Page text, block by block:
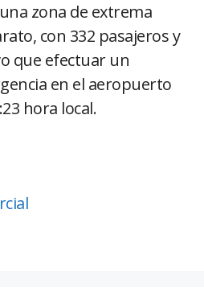
zona de extrema
con 332 pasajeros y
que efectuar un
en el aeropuerto
hora local.